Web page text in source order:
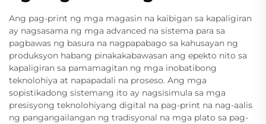
Ang pag-print ng mga magasin na kaibigan sa kapaligiran
ay nagsasama ng mga advanced na sistema para sa
pagbawas ng basura na nagpapabago sa kahusayan ng
produksyon habang pinakakabawasan ang epekto nito sa
kapaligiran sa pamamagitan ng mga inobatibong
teknolohiya at napapadali na proseso. Ang mga
sopistikadong sistemang ito ay nagsisimula sa mga
presisyong teknolohiyang digital na pag-print na nag-aalis
ng pangangailangan ng tradisyonal na mga plato sa pag-